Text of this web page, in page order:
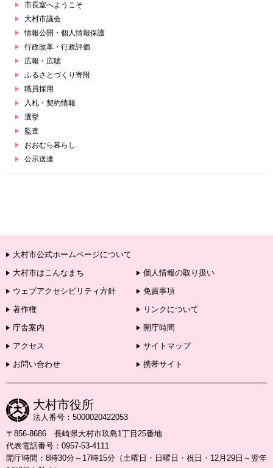
市長室へようこそ
大村市議会
情報公開・個人情報保護
行政改革・行政評価
広報・広聴
ふるさとづくり寄附
職員採用
入札・契約情報
選挙
監査
おおむら暮らし
公示送達
大村市公式ホームページについて
大村市はこんなまち
個人情報の取り扱い
ウェブアクセシビリティ方針
免責事項
著作権
リンクについて
庁舎案内
開庁時間
アクセス
サイトマップ
お問い合わせ
携帯サイト
大村市役所
法人番号：5000020422053
〒856-8686 長崎県大村市玖島1丁目25番地
代表電話番号：0957-53-4111
開庁時間：8時30分～17時15分（土曜日・日曜日・祝日・12月29日～翌年